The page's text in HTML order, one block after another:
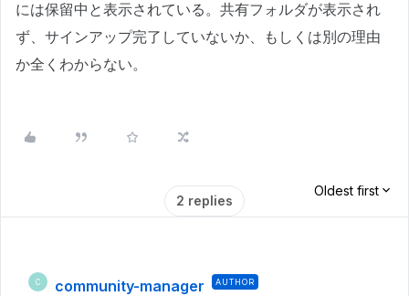
には保留中と表示されている。共有フォルダが表示され
ず、サインアップ完了していないか、もしくは別の理由
か全くわからない。
2 replies
Oldest first
C community-manager AUTHOR